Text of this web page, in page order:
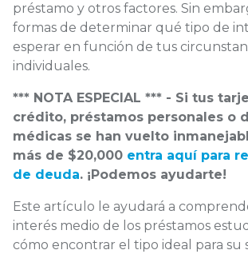
préstamo y otros factores. Sin
formas de determinar qué tipo de
esperar en función de tus
individuales.
*** NOTA ESPECIAL *** - Si tus
crédito, préstamos personales o
médicas se han vuelto
más de $20,000 entra aquí para
de deuda. ¡Podemos ayudarte!
Este artículo le ayudará a
interés medio de los préstamos
cómo encontrar el tipo ideal para su